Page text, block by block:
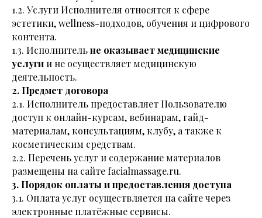
1.2. Услуги Исполнителя относятся к сфере
эстетики, wellness-подходов, обучения и цифрового
контента.
1.3. Исполнительне оказывает медицинские
услуги и не осуществляет медицинскую
деятельность.
2. Предмет договора
2.1. Исполнитель предоставляет Пользователю
доступ к онлайн-курсам, вебинарам, гайд-
материалам, консультациям, клубу, а также к
косметическим средствам.
2.2. Перечень услуг и содержание материалов
размещены на сайте facialmassage.ru.
3. Порядок оплаты и предоставления доступа
3.1. Оплата услуг осуществляется на сайте через
электронные платёжные сервисы.